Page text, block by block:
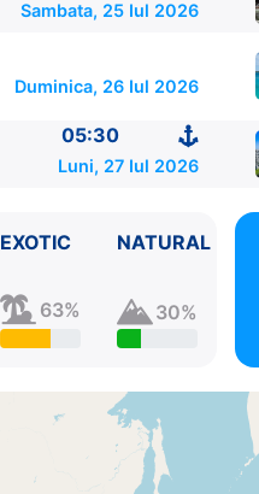
Sambata, 25 Iul 2026
Duminica, 26 Iul 2026
05:30
Luni, 27 Iul 2026
EXOTIC
63%
NATURAL
30%